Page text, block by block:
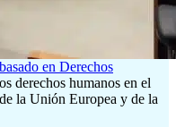
en Derechos
derechos humanos en el
la Unión Europea y de la